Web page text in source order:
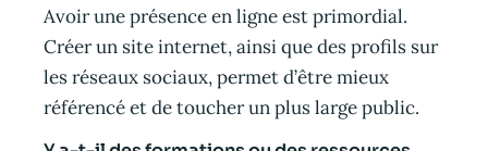
Avoir une présence en ligne est primordial.
Créer un site internet, ainsi que des profils sur
les réseaux sociaux, permet d’être mieux
référencé et de toucher un plus large public.